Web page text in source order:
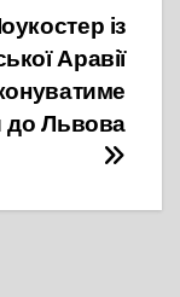
із
Аравії
до Львова